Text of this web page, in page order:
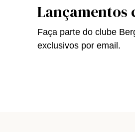
Lançamentos
Faça parte do clube
exclusivos por email.